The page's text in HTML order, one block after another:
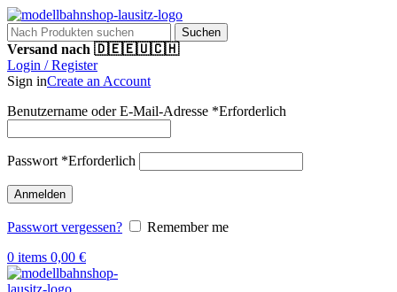
Suchen
Versand nach 🇩🇪🇪🇺🇨🇭
Login / Register
Sign inCreate an Account
Benutzername oder E-Mail-Adresse *Erforderlich
Passwort *Erforderlich
Anmelden
Passwort vergessen?
Remember me
0 items 0,00 €